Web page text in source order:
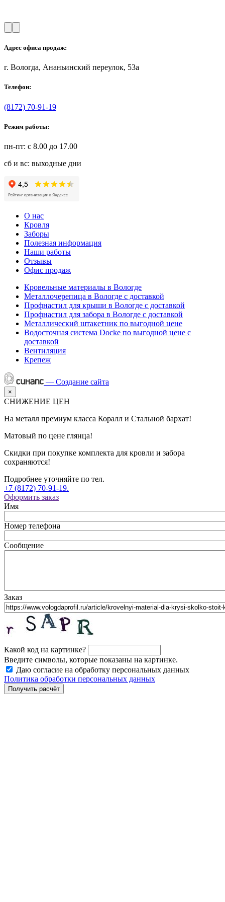
Адрес офиса продаж:
г. Вологда, Ананьинский переулок, 53a
Телефон:
(8172) 70-91-19
Режим работы:
пн-пт: с 8.00 до 17.00
сб и вс: выходные дни
О нас
Кровля
Заборы
Полезная информация
Наши работы
Отзывы
Офис продаж
Кровельные материалы в Вологде
Металлочерепица в Вологде с доставкой
Профнастил для крыши в Вологде с доставкой
Профнастил для забора в Вологде с доставкой
Металлический штакетник по выгодной цене
Водосточная система Docke по выгодной цене с
доставкой
Вентиляция
Крепеж
— Создание сайта
×
СНИЖЕНИЕ ЦЕН
На металл премиум класса Коралл и Стальной бархат!
Матовый по цене глянца!
Скидки при покупке комплекта для кровли и забора
сохраняются!
Подробнее уточняйте по тел.
+7 (8172) 70-91-19.
Оформить заказ
Имя
Номер телефона
Сообщение
Заказ
Какой код на картинке?
Введите символы, которые показаны на картинке.
Даю согласие на обработку персональных данных
Политика обработки персональных данных